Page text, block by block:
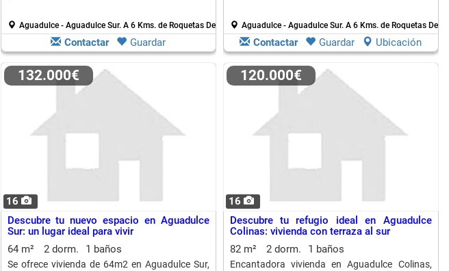
Mar Aguadulce - Aguadulce Sur. A 6 Kms. de Roquetas De Mar
Contactar Guardar
Aguadulce - Aguadulce Sur. A 6 Kms. de Roquetas De
Contactar Guardar Ubicación
16
132.000€
Descubre tu nuevo espacio en Aguadulce
Sur: un lugar ideal para vivir
64 m²
2 dorm. 1 baños
Se ofrece vivienda de 64m2 en Aguadulce Sur,
16
120.000€
Descubre tu refugio ideal en Aguadulce
Colinas: vivienda con terraza al sur
82 m²
2 dorm. 1 baños
Encantadora vivienda en Aguadulce Colinas,